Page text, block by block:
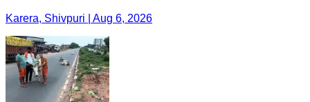
Karera, Shivpuri | Aug 6, 2026